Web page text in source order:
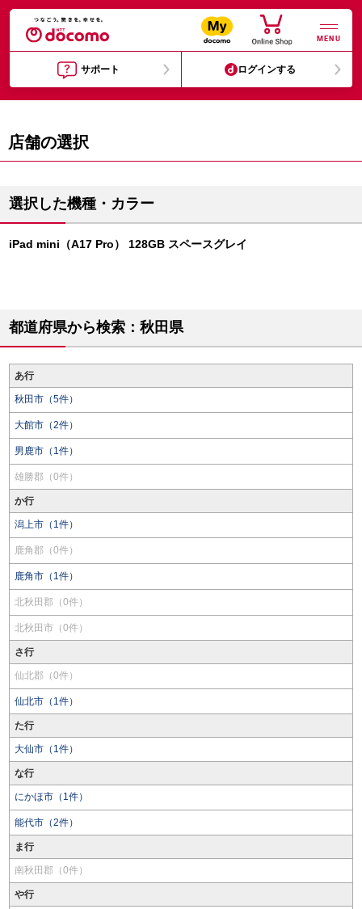
MENU
サポート ログインする
店舗の選択
選択した機種・カラー
iPad mini（A17 Pro） 128GB スペースグレイ
都道府県から検索：秋田県
あ行
秋田市（5件）
大館市（2件）
男鹿市（1件）
雄勝郡（0件）
か行
潟上市（1件）
鹿角郡（0件）
鹿角市（1件）
北秋田郡（0件）
北秋田市（0件）
さ行
仙北郡（0件）
仙北市（1件）
た行
大仙市（1件）
な行
にかほ市（1件）
能代市（2件）
ま行
南秋田郡（0件）
や行